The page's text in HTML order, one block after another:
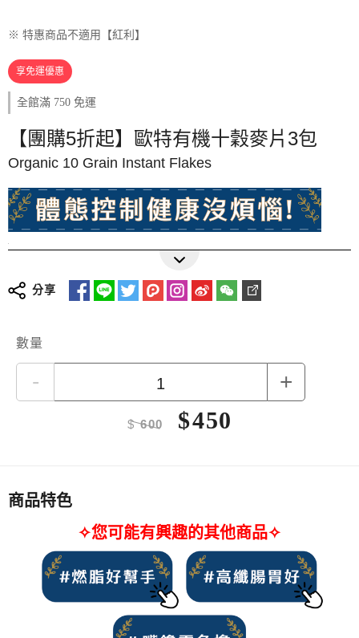
※ 特惠商品不適用【紅利】
享免運優惠
全館滿 750 免運
【團購5折起】歐特有機十穀麥片3包
Organic 10 Grain Instant Flakes
十種穀物更豐富
★增加十種穀物麥片 包含豆類、穀類和麥片
★無添加、無農藥殘留
分享
數量
- +
$600 $450
商品特色
✧您可能有興趣的其他商品✧